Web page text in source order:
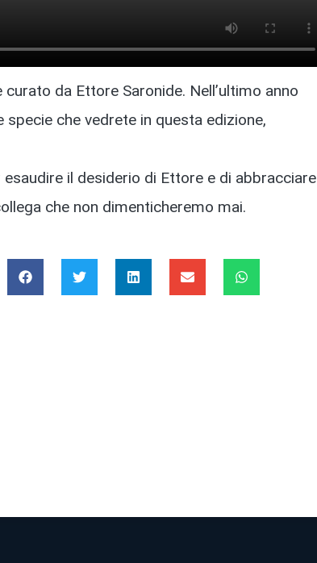
da Ettore Saronide. Nell’ultimo anno
che vedrete in questa edizione,
il desiderio di Ettore e di abbracciare
che non dimenticheremo mai.